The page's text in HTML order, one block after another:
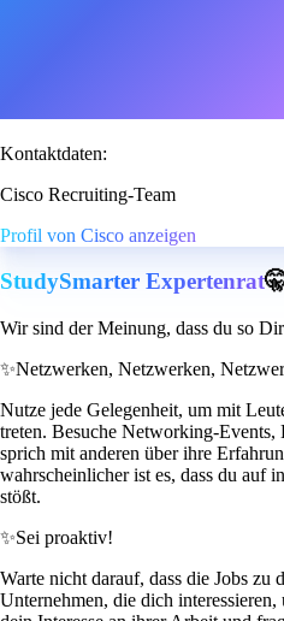
Kontaktdaten:
Cisco Recruiting-Team
Profil von Cisco anzeigen
StudySmarter Expertenrat
Wir sind der Meinung, dass du so
✨Netzwerken, Netzwerken,
Nutze jede Gelegenheit, um mit
treten. Besuche Networking-Events,
sprich mit anderen über ihre
wahrscheinlicher ist es, dass du auf
stößt.
✨Sei proaktiv!
Warte nicht darauf, dass die Jobs zu
Unternehmen, die dich